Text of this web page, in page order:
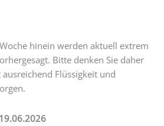
hinein werden aktuell extrem
Bitte denken Sie daher
Flüssigkeit und